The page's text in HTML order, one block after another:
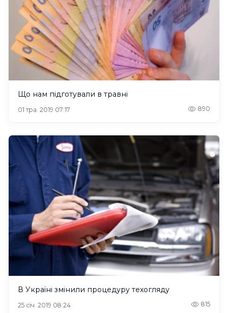
Що нам підготували в травні
01 тра. 2019 07:17 890
В Україні змінили процедуру техогляду
25 січ. 2019 08:24 815